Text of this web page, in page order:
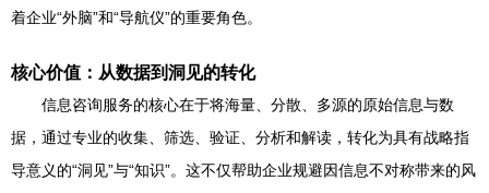
着企业“外脑”和“导航仪”的重要角色。
核心价值：从数据到洞见的转化
信息咨询服务的核心在于将海量、分散、多源的原始信息与数
据，通过专业的收集、筛选、验证、分析和解读，转化为具有战略指
导意义的“洞见”与“知识”。这不仅帮助企业规避因信息不对称带来的风